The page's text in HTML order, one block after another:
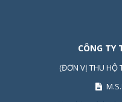
CÔNG TY
(ĐƠN VỊ THU HỘ